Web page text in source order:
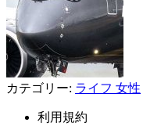
カテゴリー: ライフ 女性
利用規約